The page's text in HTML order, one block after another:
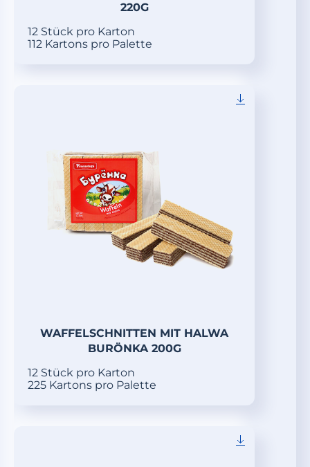
220G
12 Stück pro Karton
112 Kartons pro Palette
WAFFELSCHNITTEN MIT HALWA
BURÖNKA 200G
12 Stück pro Karton
225 Kartons pro Palette